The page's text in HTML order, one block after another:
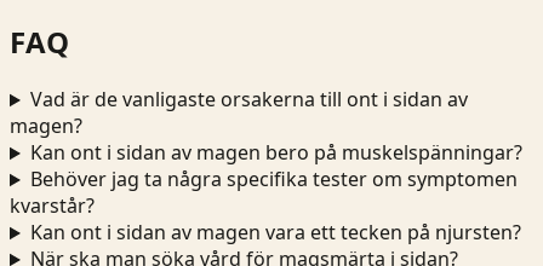
FAQ
Vad är de vanligaste orsakerna till ont i sidan av
magen?
Kan ont i sidan av magen bero på muskelspänningar?
Behöver jag ta några specifika tester om symptomen
kvarstår?
Kan ont i sidan av magen vara ett tecken på njursten?
När ska man söka vård för magsmärta i sidan?